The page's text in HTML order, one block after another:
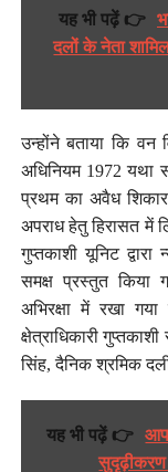
यह भी पढ़ें 👉
दलों के नेता
उन्होंने बताया कि वन
अधिनियम 1972 यथा
प्रथम का अवैध
अपराध हेतु हिरासत में
गुप्तकाशी यूनिट
समक्ष प्रस्तुत किया
अभिरक्षा में रखा
क्षेत्राधिकारी
सिंह, दैनिक श्रमिक
यह भी पढ़ें 👉
सुदृढ़ीकरण